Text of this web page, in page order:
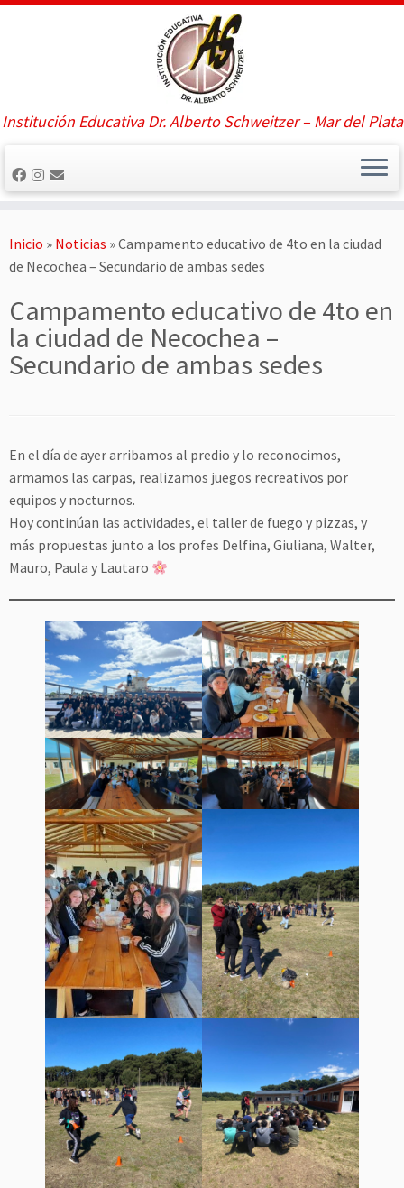
Saltar
Institución Educativa Dr. Alberto Schweitzer – Mar del Plata
Inicio » Noticias »Campamento educativo de 4to en la ciudad
de Necochea – Secundario de ambas sedes
Campamento educativo de 4to en
la ciudad de Necochea –
Secundario de ambas sedes
En el día de ayer arribamos al predio y lo reconocimos,
armamos las carpas, realizamos juegos recreativos por
equipos y nocturnos.
Hoy continúan las actividades, el taller de fuego y pizzas, y
más propuestas junto a los profes Delfina, Giuliana, Walter,
Mauro, Paula y Lautaro